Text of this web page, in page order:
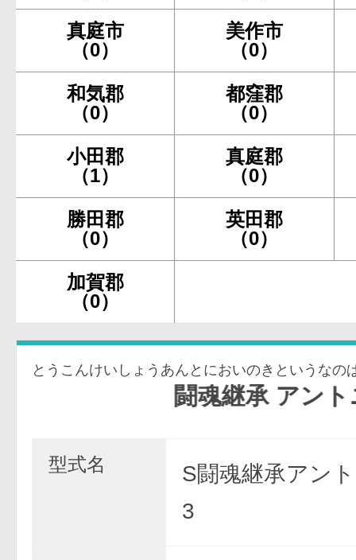
真庭市
（0）
美作市
（0）
和気郡
（0）
都窪郡
（0）
小田郡
（1）
真庭郡
（0）
勝田郡
（0）
英田郡
（0）
加賀郡
（0）
とうこんけいしょうあんとにおいのきというなの
闘魂継承 アントニオ猪
型式名
S闘魂継承アン
3